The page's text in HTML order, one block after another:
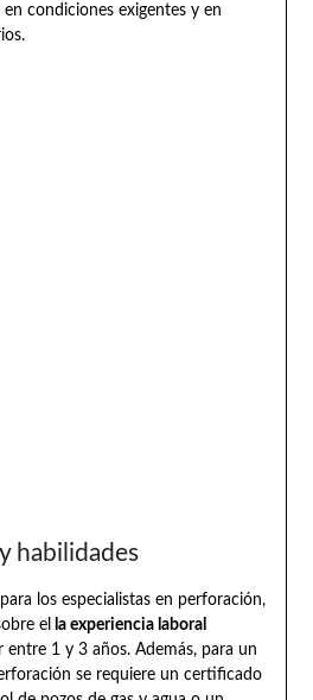
condiciones exigentes y en
habilidades
los especialistas en perforación,
el
la experiencia laboral
entre 1 y 3 años. Además, para un
se requiere un certificado